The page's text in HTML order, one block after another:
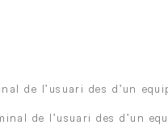
de l’usuari des d’un
de l’usuari des d’un